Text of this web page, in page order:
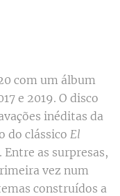
com um álbum
e 2019. O disco
inéditas da
do clássico El
as surpresas,
vez num
construídos a